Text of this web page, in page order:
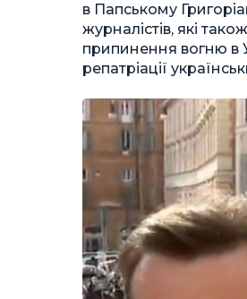
в Папському
журналістів, які
припинення вогню в
репатріації